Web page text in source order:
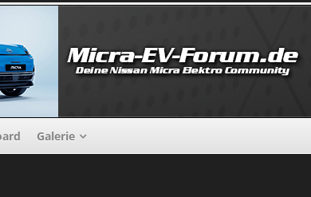
Galerie